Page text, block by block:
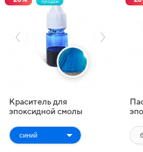
продаж
Краситель для
эпоксидной смолы
Transparent Colorant (10
мл)